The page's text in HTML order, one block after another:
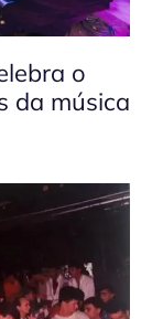
o
da música